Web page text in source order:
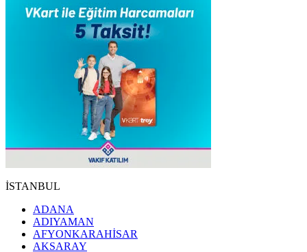
İSTANBUL
ADANA
ADIYAMAN
AFYONKARAHİSAR
AKSARAY